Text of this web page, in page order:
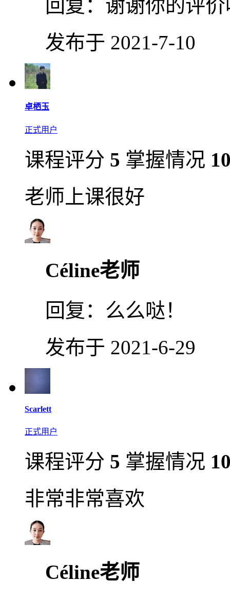
回复： 谢谢你的评
发布于 2021-7-10
卓栖玉
正式用户
课程评分 5 掌握情况
老师上课很好
Céline老师
回复： 么么哒！
发布于 2021-6-29
Scarlett
正式用户
课程评分 5 掌握情况
非常非常喜欢
Céline老师